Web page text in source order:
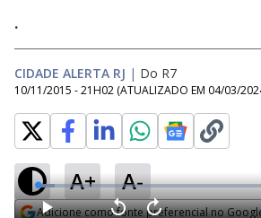
.
CIDADE ALERTA RJ | Do R7
10/11/2015 - 21H02 (ATUALIZADO EM 04/03/
A+ A-
Adicione como fonte preferencial no
L
o
a
d